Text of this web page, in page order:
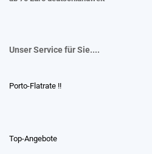
Unser Service für Sie....
Porto-Flatrate !!
Top-Angebote